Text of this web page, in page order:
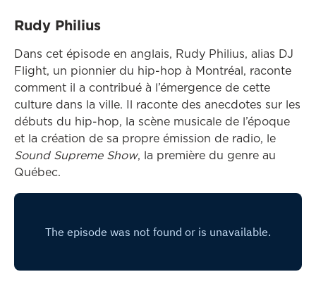
Rudy Philius
Dans cet épisode en anglais, Rudy Philius, alias DJ
Flight, un pionnier du hip-hop à Montréal, raconte
comment il a contribué à l’émergence de cette
culture dans la ville. Il raconte des anecdotes sur les
débuts du hip-hop, la scène musicale de l’époque
et la création de sa propre émission de radio, le
Sound Supreme Show, la première du genre au
Québec.